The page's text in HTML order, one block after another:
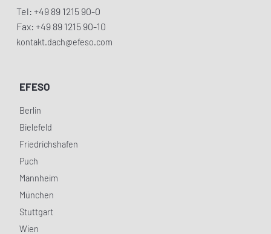
Tel: +49 89 1215 90-0
Fax: +49 89 1215 90-10
kontakt.dach@efeso.com
EFESO
Berlin
Bielefeld
Friedrichshafen
Puch
Mannheim
München
Stuttgart
Wien